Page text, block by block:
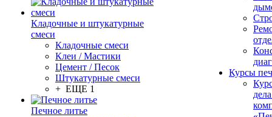
Кладочные и штукатурные
смеси
Кладочные смеси
Клеи / Мастики
Цемент / Песок
Штукатурные смеси
+ ЕЩЕ 1
Печное литье
Курсы